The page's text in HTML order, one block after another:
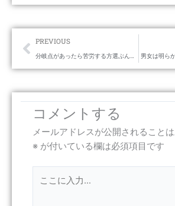
PrevPREVIOUS
分岐点があったら苦労する方選ぶんだよ。 男女は明ら
コメントする
メールアドレスが公開されることは
※ が付いている欄は必須項目です